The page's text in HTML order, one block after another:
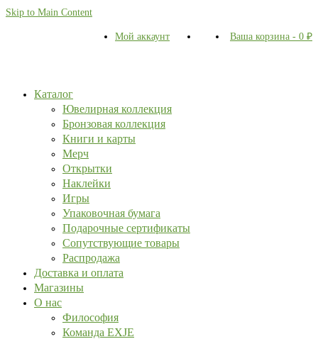
Skip to Main Content
Мой аккаунт Ваша корзина - 0 ₽
Каталог
Ювелирная коллекция
Бронзовая коллекция
Книги и карты
Мерч
Открытки
Наклейки
Игры
Упаковочная бумага
Подарочные сертификаты
Сопутствующие товары
Распродажа
Доставка и оплата
Магазины
О нас
Философия
Команда EXJE